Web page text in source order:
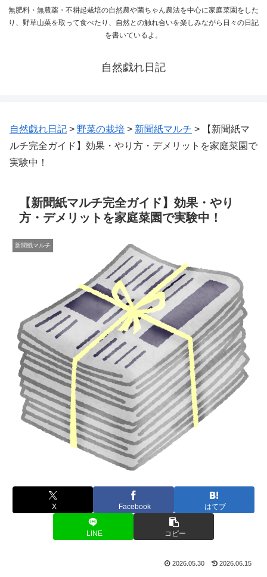
無肥料・無農薬・不耕起栽培の自然農や菌ちゃん農法を中心に家庭菜園をした
り、野草山菜を取って食べたり、自然との触れ合いを楽しみながら日々の日記
を書いているよ。
自然戯れ日記
自然戯れ日記 > 野菜の栽培 > 新聞紙マルチ >
【新聞紙マ
ルチ完全ガイド】効果・やり方・デメリットを家庭菜園で
実験中！
【新聞紙マルチ完全ガイド】効果・やり
方・デメリットを家庭菜園で実験中！
新聞紙マルチ
X Facebook はてブ
LINE コピー
2026.05.30 2026.06.15